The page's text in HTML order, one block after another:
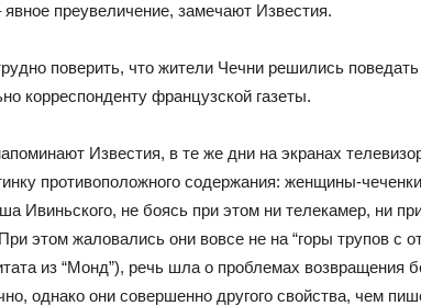
преувеличение, замечают Известия.
поверить, что жители Чечни решились
корреспонденту французской газеты.
Известия, в те же дни на экранах
противоположного содержания: женщины-
Ивиньского, не боясь при этом ни телекамер, ни
этом жаловались они вовсе не на “горы трупов с
из “Монд”), речь шла о проблемах возвращения
однако они совершенно другого свойства, чем